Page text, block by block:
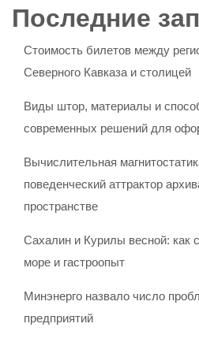
Последние
Стоимость билетов между
Северного Кавказа и столицей
Виды штор, материалы и
современных решений для
Вычислительная
поведенческий аттрактор
пространстве
Сахалин и Курилы весной: как
море и гастроопыт
Минэнерго назвало число
предприятий